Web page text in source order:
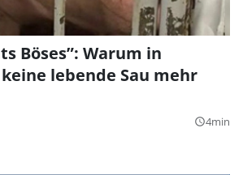
Böses”: Warum in
lebende Sau mehr
query_builder4min